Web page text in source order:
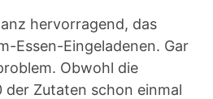
hervorragend, das
Essen-Eingeladenen. Gar
Obwohl die
der Zutaten schon einmal